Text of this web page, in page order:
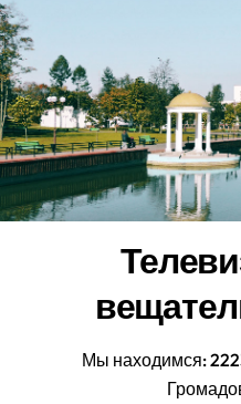
Перейти
к
содержанию
Мы находимся: